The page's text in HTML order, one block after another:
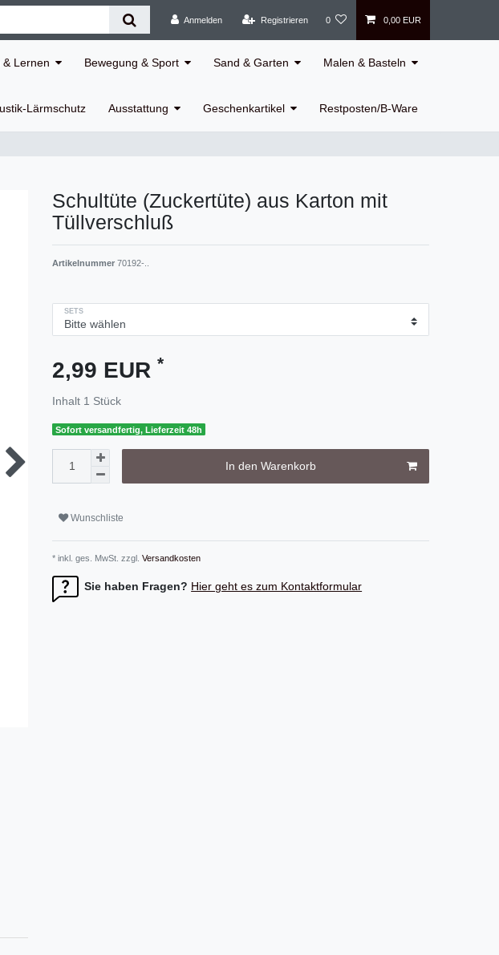
Anmelden
Registrieren 0 0,00 EUR
& Lernen Bewegung & Sport Sand & Garten Malen & Basteln
Lärmschutz Ausstattung Geschenkartikel Restposten/B-Ware
Schultüte (Zuckertüte) aus Karton mit
Tüllverschluß
Artikelnummer 70192-..
SETS
2,99 EUR *
Inhalt 1 Stück
Sofort versandfertig, Lieferzeit 48h
In den Warenkorb
Wunschliste
* inkl. ges. MwSt. zzgl. Versandkosten
Sie haben Fragen? Hier geht es zum Kontaktformular